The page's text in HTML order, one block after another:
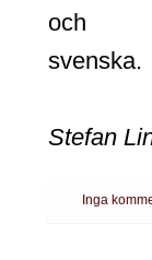
och
svenska.
Stefan
Inga